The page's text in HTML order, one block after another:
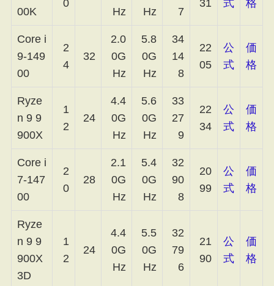
00K
0
Hz
Hz
7
31
式
格
Core i
9-149
00
2
4
32
2.0
0G
Hz
5.8
0G
Hz
34
14
8
22
05
公
式
価
格
Ryze
n 9 9
900X
1
2
24
4.4
0G
Hz
5.6
0G
Hz
33
27
9
22
34
公
式
価
格
Core i
7-147
00
2
0
28
2.1
0G
Hz
5.4
0G
Hz
32
90
8
20
99
公
式
価
格
Ryze
n 9 9
900X
3D
1
2
24
4.4
0G
Hz
5.5
0G
Hz
32
79
6
21
90
公
式
価
格